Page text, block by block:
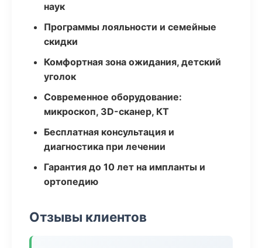
наук
Программы лояльности и семейные
скидки
Комфортная зона ожидания, детский
уголок
Современное оборудование:
микроскоп, 3D-сканер, КТ
Бесплатная консультация и
диагностика при лечении
Гарантия до 10 лет на импланты и
ортопедию
Отзывы клиентов